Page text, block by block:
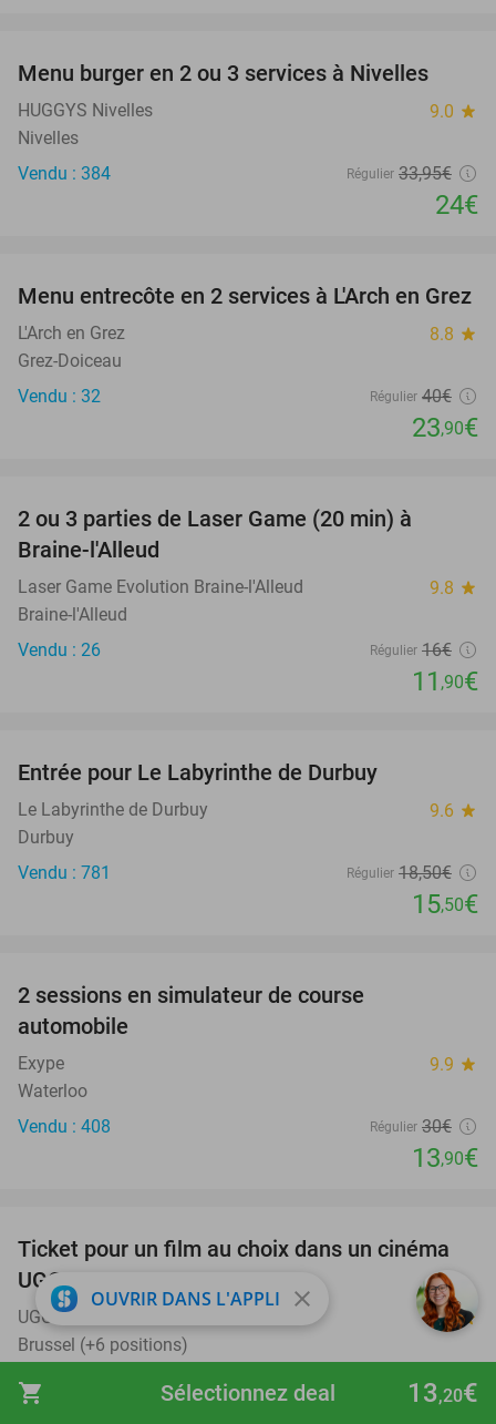
shopping_cart 13,20€
Sélectionnez deal
29%
Menu burger en 2 ou 3 services à Nivelles
HUGGYS Nivelles 9.0 star
Nivelles
Vendu : 384
Régulier 33,95€
24€
40%
Menu entrecôte en 2 services à L'Arch en Grez
L'Arch en Grez 8.8 star
Grez-Doiceau
Vendu : 32
Régulier 40€
23,90€
2 ou 3 parties de Laser Game (20 min) à
Braine-l'Alleud
Laser Game Evolution Braine-l'Alleud 9.8 star
Braine-l'Alleud
Vendu : 26
Régulier 16€
11 ,90€
Entrée pour Le Labyrinthe de Durbuy
Le Labyrinthe de Durbuy 9.6 star
Durbuy
Vendu : 781
Régulier 18,50€
15,50€
2 sessions en simulateur de course
automobile
Exype 9.9 star
Waterloo
Vendu : 408
Régulier 30€
13,90€
38%
Ticket pour un film au choix dans un cinéma
UGC
UGC 8.8star
Brussel (+6 positions)
Vendu : 11.864
Régulier 16€
9 €
OUVRIR DANS L'APPLI close